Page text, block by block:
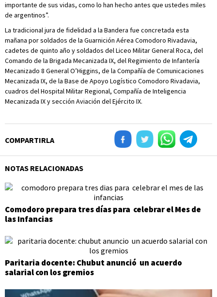
importante de sus vidas, como lo han hecho antes que ustedes miles
de argentinos”.
La tradicional jura de fidelidad a la Bandera fue concretada esta
mañana por soldados de la Guarnición Aérea Comodoro Rivadavia,
cadetes de quinto año y soldados del Liceo Militar General Roca, del
Comando de la Brigada Mecanizada IX, del Regimiento de Infantería
Mecanizado 8 General O’Higgins, de la Compañía de Comunicaciones
Mecanizada IX, de la Base de Apoyo Logístico Comodoro Rivadavia,
cuadros del Hospital Militar Regional, Compañía de Inteligencia
Mecanizada IX y sección Aviación del Ejército IX.
COMPARTIRLA
NOTAS RELACIONADAS
Comodoro prepara tres días para celebrar el Mes de
las Infancias
Paritaria docente: Chubut anunció un acuerdo
salarial con los gremios